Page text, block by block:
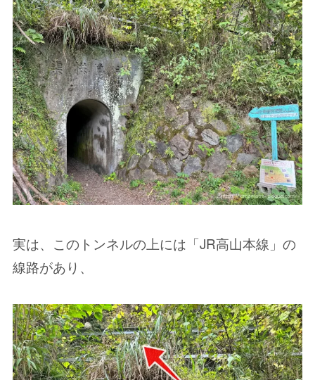
実は、このトンネルの上には「JR高山本線」の
線路があり、